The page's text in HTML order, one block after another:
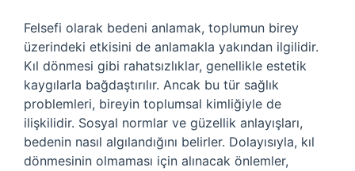
Felsefi olarak bedeni anlamak, toplumun birey
üzerindeki etkisini de anlamakla yakından ilgilidir.
Kıl dönmesi gibi rahatsızlıklar, genellikle estetik
kaygılarla bağdaştırılır. Ancak bu tür sağlık
problemleri, bireyin toplumsal kimliğiyle de
ilişkilidir. Sosyal normlar ve güzellik anlayışları,
bedenin nasıl algılandığını belirler. Dolayısıyla, kıl
dönmesinin olmaması için alınacak önlemler,